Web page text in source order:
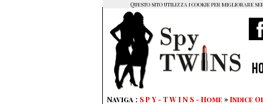
Naviga : S P Y - T W I N S - Home »Indice
Questo sito utilizza i cookie per migliorare